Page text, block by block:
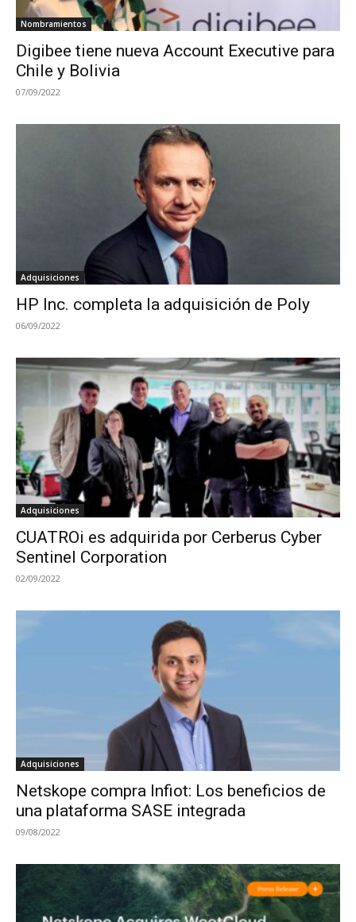
Nombramientos
Digibee tiene nueva Account Executive para
Chile y Bolivia
07/09/2022
Adquisiciones
HP Inc. completa la adquisición de Poly
06/09/2022
Adquisiciones
CUATROi es adquirida por Cerberus Cyber
Sentinel Corporation
02/09/2022
Adquisiciones
Netskope compra Infiot: Los beneficios de
una plataforma SASE integrada
09/08/2022